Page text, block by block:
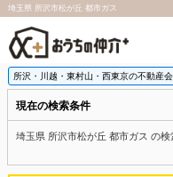
埼玉県 所沢市松が丘 都市ガス
所沢・川越・東村山・西東京の不動産
現在の検索条件
埼玉県 所沢市松が丘 都市ガス の検